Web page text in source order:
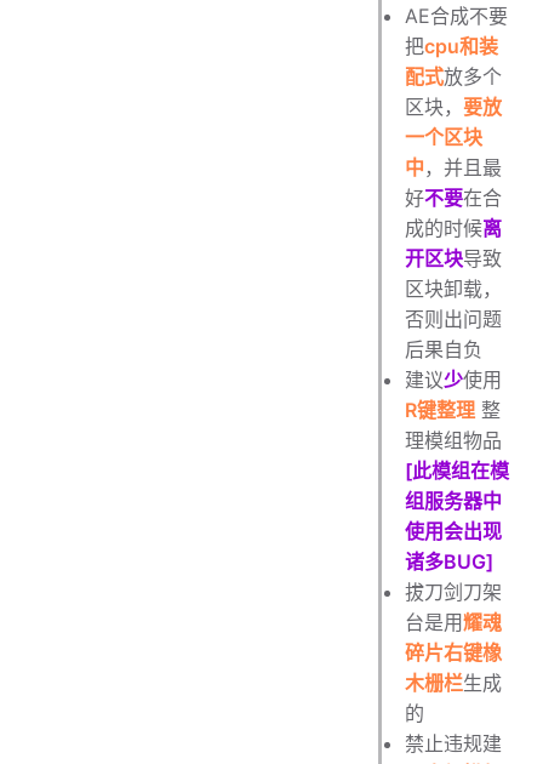
AE合成不要
把cpu和装
配式放多个
区块，要放
一个区块
中 ，并且最
好不要在合
成的时候离
开区块导致
区块卸载，
否则出问题
后果自负
建议少使用
R键整理 整
理模组物品
[此模组在模
组服务器中
使用会出现
诸多BUG]
拔刀剑刀架
台是用耀魂
碎片右键橡
木栅栏生成
的
禁止违规建